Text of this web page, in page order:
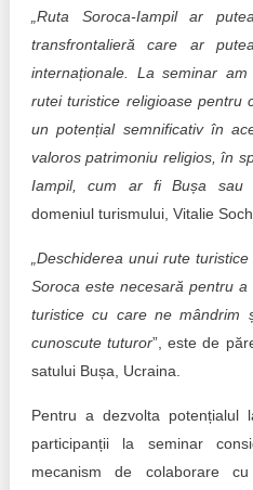
„Ruta Soroca-Iampil ar
transfrontalieră care ar
internaționale. La seminar
rutei turistice religioase pentru
un potențial semnificativ în
valoros patrimoniu religios, în
Iampil, cum ar fi Bușa sau
domeniul turismului, Vitalie
„Deschiderea unui rute
Soroca este necesară pentru
turistice cu care ne mândrim
cunoscute tuturor”, este de
satului Bușa, Ucraina.
Pentru a dezvolta potențialul
participanții la seminar
mecanism de colaborare